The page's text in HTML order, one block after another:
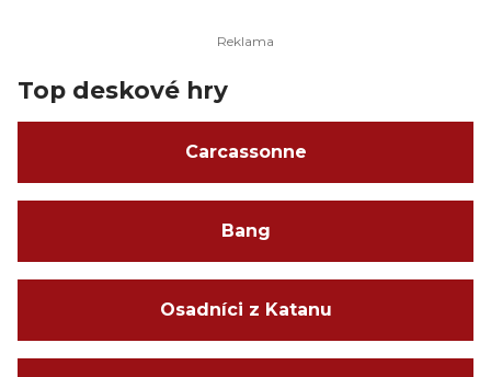
Top deskové hry
Carcassonne
Bang
Osadníci z Katanu